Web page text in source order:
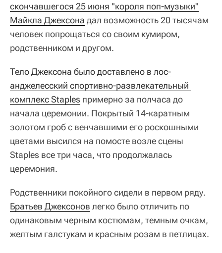
скончавшегося 25 июня "короля поп-музыки"
Майкла Джексона дал возможность 20 тысячам
человек попрощаться со своим кумиром,
родственником и другом.
Тело Джексона было доставлено в лос-
анджелесский спортивно-развлекательный
комплекс Staples примерно за полчаса до
начала церемонии. Покрытый 14-каратным
золотом гроб с венчавшими его роскошными
цветами высился на помосте возле сцены
Staples все три часа, что продолжалась
церемония.
Родственники покойного сидели в первом ряду.
Братьев Джексонов легко было отличить по
одинаковым черным костюмам, темным очкам,
желтым галстукам и красным розам в петлицах.